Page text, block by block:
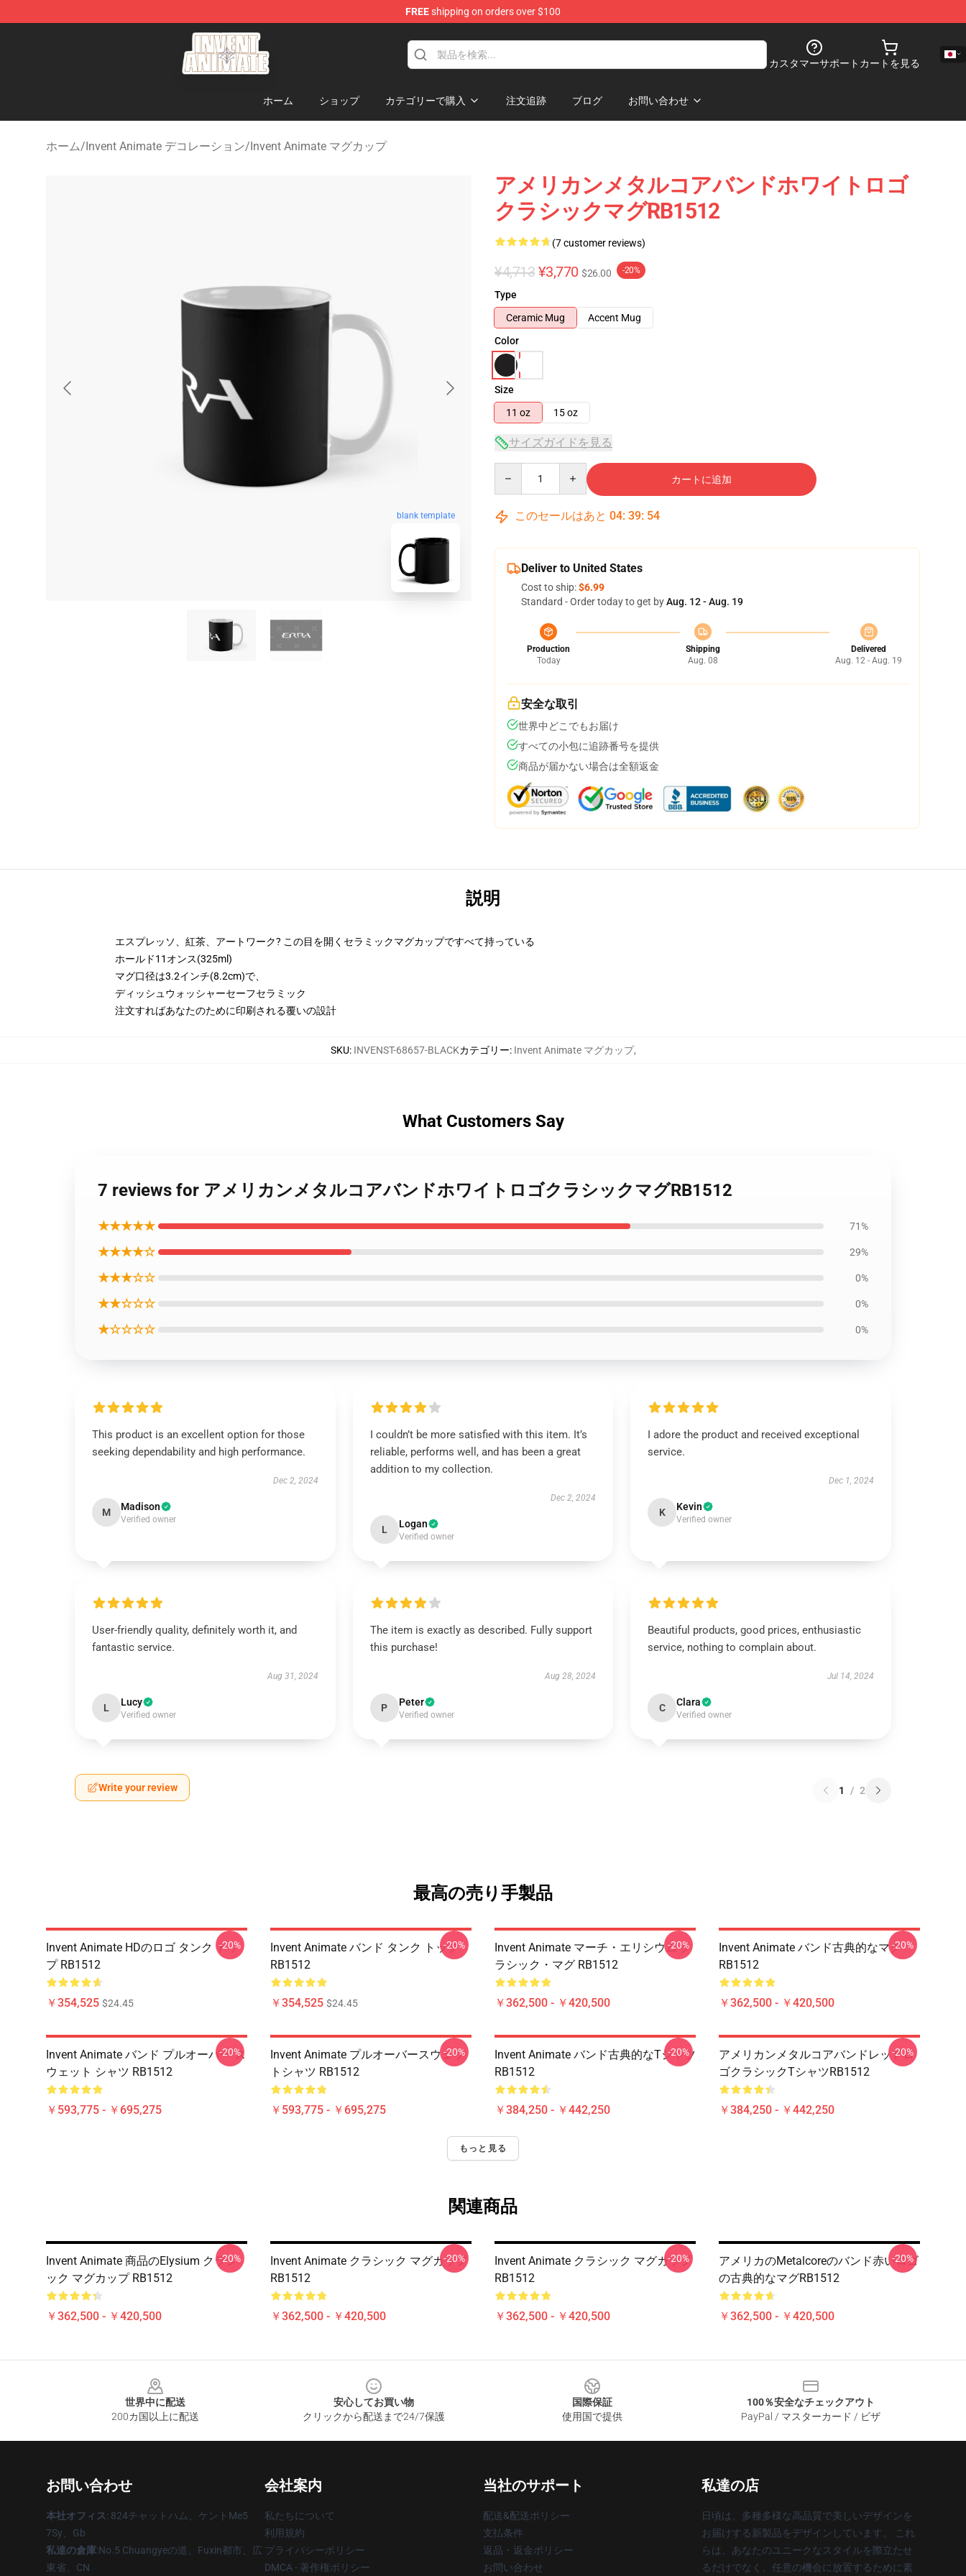
FREEshipping on orders over $100
Invent Animate Shop - Official Invent Animate Merchandise Store
カスタマーサポート カートを見る
ホーム ショップ カテゴリーで購入 注文追跡 ブログ お問い合わせ
ホーム/Invent Animate デコレーション/Invent Animate マグカップ
blank template
アメリカンメタルコアバンドホワイトロゴ
クラシックマグRB1512
(7 customer reviews)
¥4,713 ¥3,770 $26.00 -20%
Type
Ceramic Mug
Accent Mug
Color
Size
11 oz
15 oz
サイズガイドを見る
カートに追加
このセールはあと 04: 39: 54
Deliver to United States
Cost to ship:$6.99
Standard - Order today to get byAug. 12 - Aug. 19
Production
Today
Shipping
Aug. 08
Delivered
Aug. 12 - Aug. 19
安全な取引
世界中どこでもお届け
すべての小包に追跡番号を提供
商品が届かない場合は全額返金
説明
エスプレッソ、紅茶、アートワーク? この目を開くセラミックマグカップですべて持っている
ホールド11オンス(325ml)
マグ口径は3.2インチ(8.2cm)で、
ディッシュウォッシャーセーフセラミック
注文すればあなたのために印刷される覆いの設計
SKU: INVENST-68657-BLACKカテゴリー: Invent Animate マグカップ,
What Customers Say
7 reviews for アメリカンメタルコアバンドホワイトロゴクラシックマグRB1512
★★★★★ 71%
★★★★☆ 29%
★★★☆☆ 0%
★★☆☆☆ 0%
★☆☆☆☆ 0%
This product is an excellent option for those
seeking dependability and high performance.
Dec 2, 2024
M Madison
Verified owner
I couldn’t be more satisfied with this item. It’s
reliable, performs well, and has been a great
addition to my collection.
Dec 2, 2024
L Logan
Verified owner
I adore the product and received exceptional
service.
Dec 1, 2024
K Kevin
Verified owner
User-friendly quality, definitely worth it, and
fantastic service.
Aug 31, 2024
L Lucy
Verified owner
The item is exactly as described. Fully support
this purchase!
Aug 28, 2024
P Peter
Verified owner
Beautiful products, good prices, enthusiastic
service, nothing to complain about.
Jul 14, 2024
C Clara
Verified owner
Write your review 1 / 2
最高の売り手製品
Invent Animate HDのロゴ タンク トッ
プ RB1512
￥354,525 $24.45
-20%
Invent Animate バンド タンク トップ
RB1512
￥354,525 $24.45
-20%
Invent Animate マーチ・エリシウム ク
ラシック・マグ RB1512
￥362,500 - ￥420,500
-20%
Invent Animate バンド古典的なマグ
RB1512
￥362,500 - ￥420,500
-20%
Invent Animate バンド プルオーバー ス
ウェット シャツ RB1512
￥593,775 - ￥695,275
-20%
Invent Animate プルオーバースウェッ
トシャツ RB1512
￥593,775 - ￥695,275
-20%
Invent Animate バンド古典的なTシャツ
RB1512
￥384,250 - ￥442,250
-20%
アメリカンメタルコアバンドレッドロ
ゴクラシックTシャツRB1512
￥384,250 - ￥442,250
-20%
もっと見る
関連商品
Invent Animate 商品のelysium クラシ
ック マグカップ RB1512
￥362,500 - ￥420,500
-20%
Invent Animate クラシック マグカップ
RB1512
￥362,500 - ￥420,500
-20%
Invent Animate クラシック マグカップ
RB1512
￥362,500 - ￥420,500
-20%
アメリカのmetalcoreのバンド赤いロゴ
の古典的なマグRB1512
￥362,500 - ￥420,500
-20%
世界中に配送
200カ国以上に配送
安心してお買い物
クリックから配送まで24/7保護
国際保証
使用国で提供
100％安全なチェックアウト
PayPal / マスターカード / ビザ
お問い合わせ
本社オフィス: 824チャットハム、ケントMe5
7Sy、Gb
私達の倉庫:No.5 Chuangyeの道、Fuxin都市、広
東省、CN
会社案内
私たちについて
利用規約
プライバシーポリシー
DMCA - 著作権ポリシー
当社のサポート
配送&配送ポリシー
支払条件
返品・返金ポリシー
お問い合わせ
私達の店
日頃は、多種多様な高品質で美しいデザインを
お届けする新製品をデザインしています。 これ
らは、あなたのユニークなスタイルを際立たせ
るだけでなく、任意の機会に放置するために素